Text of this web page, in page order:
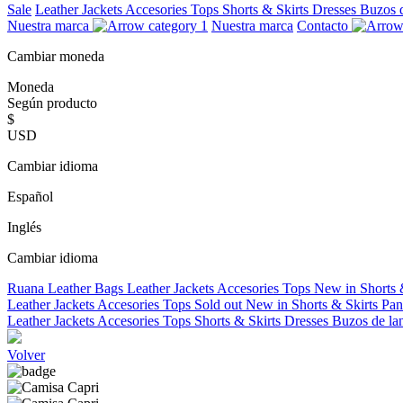
Sale Leather Jackets Accesories Tops Shorts & Skirts Dresses Buzos
Nuestra marca
Nuestra marca Contacto
Cambiar moneda
Moneda
Según producto
$
USD
Cambiar idioma
Español
Inglés
Cambiar idioma
Ruana Leather Bags Leather Jackets Accesories Tops New in Shorts
Leather Jackets Accesories Tops Sold out New in Shorts & Skirts
Leather Jackets Accesories Tops Shorts & Skirts Dresses Buzos de
Volver